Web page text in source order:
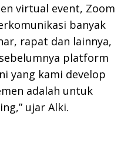
virtual event, Zoom
banyak
rapat dan lainnya,
platform
yang kami develop
adalah untuk
ujar Alki.